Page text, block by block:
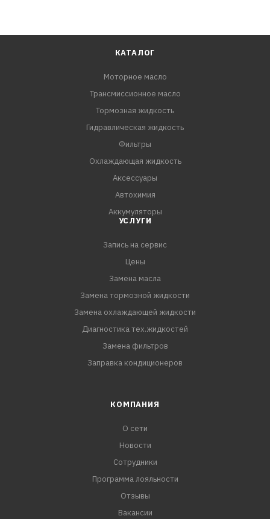
КАТАЛОГ
Моторное масло
Трансмиссионное масло
Тормозная жидкость
Гидравлическая жидкость
Фильтры
Охлаждающая жидкость
Аксессуары
Автохимия
Аккумуляторы
УСЛУГИ
Запись на сервис
Цены
Замена масла
Замена тормозной жидкости
Замена охлаждающей жидкости
Диагностика тех.жидкостей
Замена фильтров
Заправка кондиционеров
КОМПАНИЯ
О сети
Новости
Сотрудники
Программа лояльности
Отзывы
Вакансии